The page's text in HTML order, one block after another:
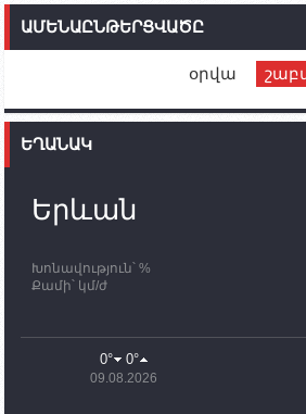
ունեն. կիպրոսցի
Ֆրանսիայի ԱԳ նախարարը
պատասխանատուներ կմնան
որոնողափրկարարական
11:03
ՄԱԿ-ի առաքելությունը
Ադրբեջանի փոխվարչապետն
Ստեփանակերտ
ԱՄԵՆԱԸՆԹԵՐՑՎԱԾԸ
օրվա
ԵՂԱՆԱԿ
Երևան
Խոնավություն՝ %
Քամի՝ կմ/ժ
0° 0°
09.08.2026